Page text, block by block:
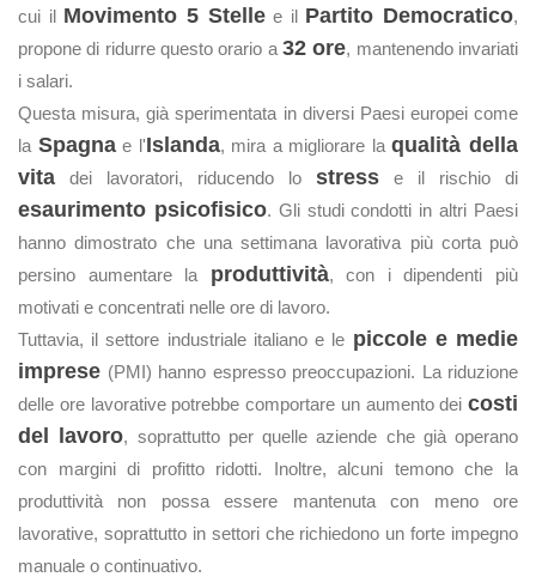
cui il Movimento 5 Stellee il Partito Democratico,
propone di ridurre questo orario a 32 ore, mantenendo invariati
i salari.
Questa misura, già sperimentata in diversi Paesi europei come
la Spagnae l'Islanda, mira a migliorare laqualità della
vita dei lavoratori, riducendo lo stress e il rischio di
esaurimento psicofisico. Gli studi condotti in altri Paesi
hanno dimostrato che una settimana lavorativa più corta può
persino aumentare la produttività, con i dipendenti più
motivati e concentrati nelle ore di lavoro.
Tuttavia, il settore industriale italiano e le piccole e medie
imprese (PMI) hanno espresso preoccupazioni. La riduzione
delle ore lavorative potrebbe comportare un aumento dei costi
del lavoro, soprattutto per quelle aziende che già operano
con margini di profitto ridotti. Inoltre, alcuni temono che la
produttività non possa essere mantenuta con meno ore
lavorative, soprattutto in settori che richiedono un forte impegno
manuale o continuativo​.